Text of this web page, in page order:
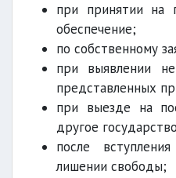
при принятии на
обеспечение;
по собственному
при выявлении
представленных
при выезде на
другое
после
лишении свободы;